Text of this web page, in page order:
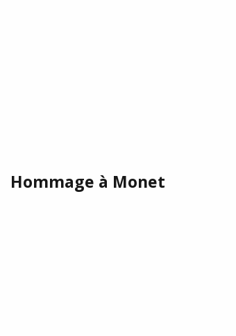
Hommage à Monet